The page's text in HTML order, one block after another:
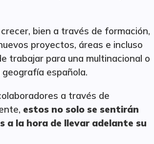
bien a través de formación,
proyectos, áreas e incluso
trabajar para una multinacional o
española.
a través de
estos no solo se sentirán
a la hora de llevar adelante su